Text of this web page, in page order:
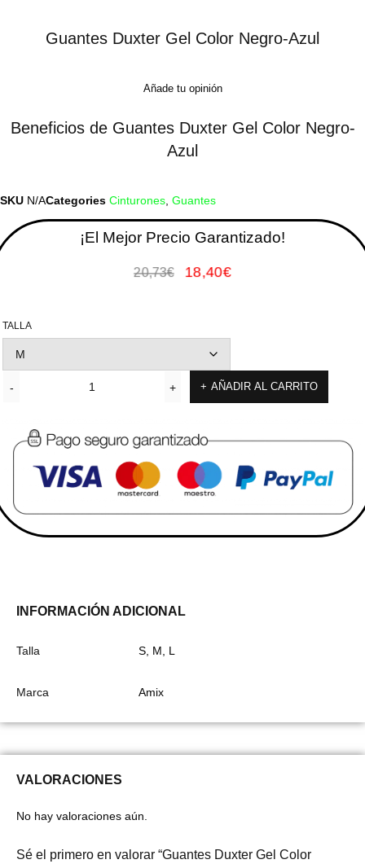
Guantes Duxter Gel Color Negro-Azul
Añade tu opinión
Beneficios de Guantes Duxter Gel Color Negro-
Azul
SKU N/ACategories Cinturones Guantes
¡El Mejor Precio Garantizado!
20,73€ 18,40€
TALLA
AÑADIR AL CARRITO
INFORMACIÓN ADICIONAL
Talla S, M, L
Marca Amix
VALORACIONES
No hay valoraciones aún.
Sé el primero en valorar “Guantes Duxter Gel Color